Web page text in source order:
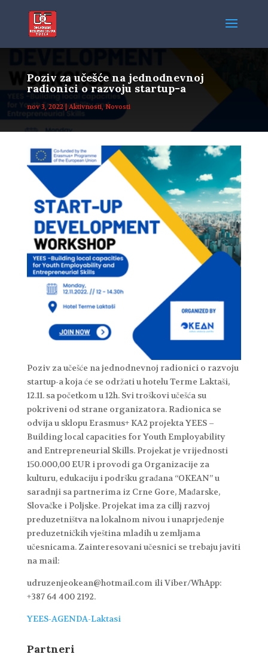
Poziv za učešće na jednodnevnoj
radionici o razvoju startup-a
nov 3, 2022| Aktivnosti, Novosti
Poziv za učešće na jednodnevnoj radionici o razvoju
startup-a koja će se održati u hotelu Terme Laktaši,
12.11. sa početkom u 12h. Svi troškovi učešća su
pokriveni od strane organizatora. Radionica se
odvija u sklopu Erasmus+ KA2 projekta YEES –
Building local capacities for Youth Employability
and Entrepreneurial Skills. Projekat je vrijednosti
150.000,00 EUR i provodi ga Organizacije za
kulturu, edukaciju i podršku građana “OKEAN” u
saradnji sa partnerima iz Crne Gore, Mađarske,
Slovačke i Poljske. Projekat ima za cillj razvoj
preduzetništva na lokalnom nivou i unaprjeđenje
preduzetničkih vještina mladih u zemljama
učesnicama. Zainteresovani učesnici se trebaju javiti
na mail:
udruzenjeokean@hotmail.com ili Viber/WhApp:
+387 64 400 2192.
YEES-AGENDA-Laktasi
Partneri